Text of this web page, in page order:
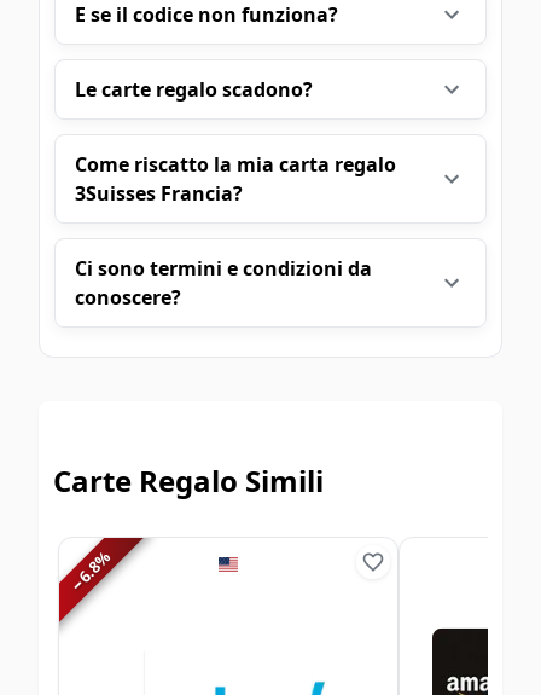
E se il codice non funziona?
Le carte regalo scadono?
Come riscatto la mia carta regalo
3Suisses Francia?
Ci sono termini e condizioni da
conoscere?
Carte Regalo Simili
−
6.8
%